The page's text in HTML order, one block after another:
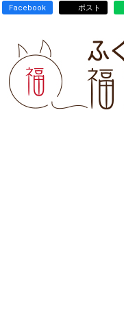
Facebook ポスト